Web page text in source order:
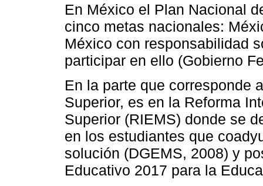
En México el Plan Nacional
cinco metas nacionales:
México con responsabilidad
participar en ello (Gobierno
En la parte que corresponde
Superior, es en la Reforma
Superior (RIEMS) donde se
en los estudiantes que
solución (DGEMS, 2008) y
Educativo 2017 para la